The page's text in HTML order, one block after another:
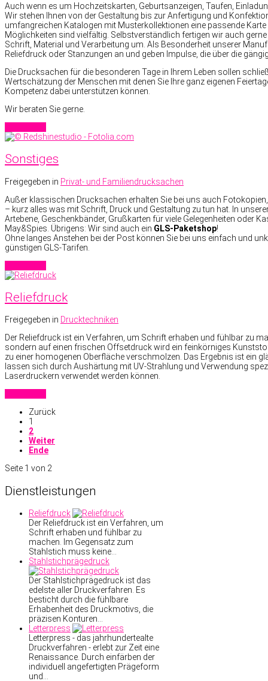
Auch wenn es um Hochzeitskarten, Geburtsanzeigen, Taufen,
Wir stehen Ihnen von der Gestaltung bis zur Anfertigung und
umfangreichen Katalogen mit Musterkollektionen eine passende
Möglichkeiten sind vielfältig. Selbstverständlich fertigen wir auch
Schrift, Material und Verarbeitung um. Als Besonderheit unserer
Reliefdruck oder Stanzungen an und geben Impulse, die über die
Die Drucksachen für die besonderen Tage in Ihrem Leben sollen
Wertschätzung der Menschen mit denen Sie Ihre ganz eigenen
Kompetenz dabei unterstützen können.
Wir beraten Sie gerne.
Sonstiges
Freigegeben in Privat- und Familiendrucksachen
Außer klassischen Drucksachen erhalten Sie bei uns auch
– kurz alles was mit Schrift, Druck und Gestaltung zu tun hat. In
Artebene, Geschenkbänder, Grußkarten für viele Gelegenheiten oder
May&Spies. Übrigens: Wir sind auch ein GLS-Paketshop!
Ohne langes Anstehen bei der Post können Sie bei uns einfach und
günstigen GLS-Tarifen.
Reliefdruck
Freigegeben in Drucktechniken
Der Reliefdruck ist ein Verfahren, um Schrift erhaben und fühlbar zu
sondern auf einen frischen Offsetdruck wird ein feinkörniges
zu einer homogenen Oberfläche verschmolzen. Das Ergebnis ist ein
lassen sich durch Aushärtung mit UV-Strahlung und Verwendung
Laserdruckern verwendet werden können.
Zurück
1
2
Weiter
Ende
Seite 1 von 2
Dienstleistungen
Reliefdruck
Der Reliefdruck ist ein Verfahren, um
Schrift erhaben und fühlbar zu
machen. Im Gegensatz zum
Stahlstich muss keine…
Stahlstichprägedruck
Der Stahlstichprägedruck ist das
edelste aller Druckverfahren. Es
besticht durch die fühlbare
Erhabenheit des Druckmotivs, die
präzisen Konturen…
Letterpress
Letterpress - das jahrhundertealte
Druckverfahren - erlebt zur Zeit eine
Renaissance. Durch einfärben der
individuell angefertigten Prägeform
und…